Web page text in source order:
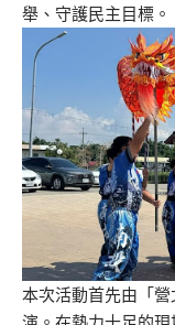
舉、守護民主目標。
本次活動首先由「